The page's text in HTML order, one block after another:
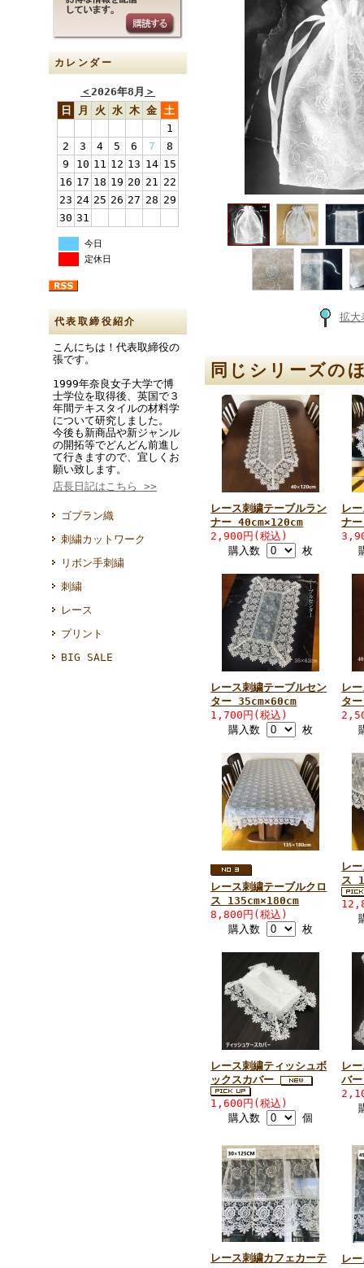
カレンダー
＜2026年8月 ＞
日
月 火 水 木 金 土
1
2
3 4 5 6 7
8
9
10 11 12 13 14 15
16 17 18 19 20 21 22
23 24 25 26 27 28 29
30 31
今日
定休日
代表取締役紹介
こんにちは！代表取締役の
張です。
1999年奈良女子大学で博
士学位を取得後、英国で３
年間テキスタイルの材料学
について研究しました。
今後も新商品や新ジャンル
の開拓等でどんどん前進し
て行きますので、宜しくお
願い致します。
店長日記はこちら >>
ゴブラン織
刺繍カットワーク
リボン手刺繍
刺繍
レース
プリント
BIG SALE
拡大
同じシリーズの
レース刺繍テーブルラン
ナー 40cm×120cm
2,900円(税込)
購入数
枚
レ
ナ
レース刺繍テーブルセン
ター 35cm×60cm
1,700円(税込)
購入数
枚
レ
タ
レース刺繍テーブルクロ
ス 135cm×180cm
8,800円(税込)
購入数
枚
レ
ス
レース刺繍ティッシュボ
ックスカバー
1,600円(税込)
購入数
個
レ
バ
レース刺繍カフェカーテ
レ